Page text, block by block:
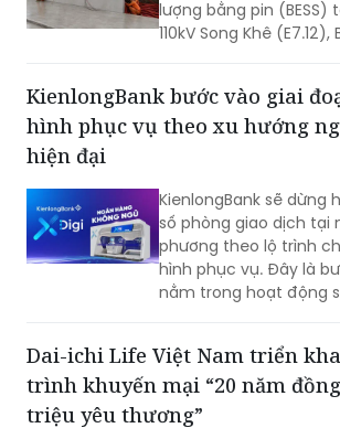
lượng bằng pin (BESS)
110kV Song Khê (E7.12),
KienlongBank bước vào giai
hình phục vụ theo xu hướng
hiện đại
KienlongBank sẽ dừng
số phòng giao dịch tại
phương theo lộ trình
hình phục vụ. Đây là
nằm trong hoạt động
tại hơn 100 điểm giao
khai trong thời gian qua.
Dai-ichi Life Việt Nam triển
trình khuyến mại “20 năm
triệu yêu thương”